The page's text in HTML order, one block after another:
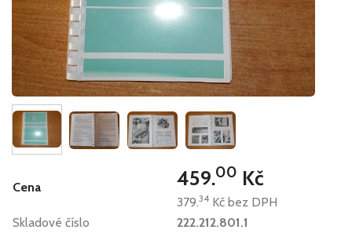
Cena 459.00 Kč
379.34 Kč bez DPH
Skladové číslo
222.212.801.1